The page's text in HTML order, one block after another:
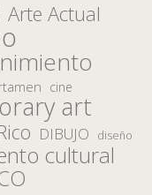
Arte Actual
cine
art
DIBUJO diseño
cultural